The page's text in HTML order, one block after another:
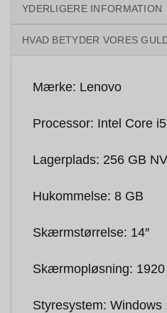
YDERLIGERE INFORMATION
HVAD BETYDER VORES
Mærke: Lenovo
Processor: Intel Core i5
Lagerplads: 256 GB
Hukommelse: 8 GB
Skærmstørrelse: 14″
Skærmopløsning:
Styresystem: Windows